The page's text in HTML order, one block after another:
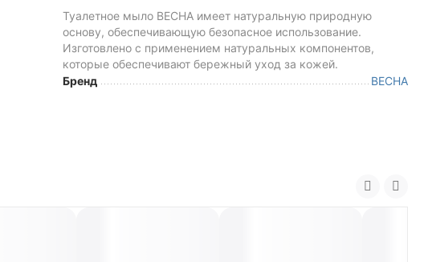
Туалетное мыло ВЕСНА имеет натуральную природную
основу, обеспечивающую безопасное использование.
Изготовлено с применением натуральных компонентов,
которые обеспечивают бережный уход за кожей.
Бренд
ВЕСНА